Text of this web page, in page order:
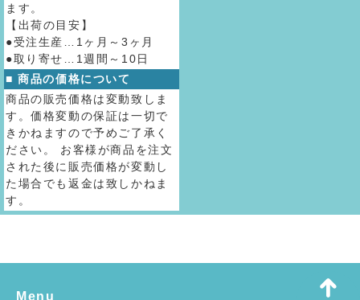
ます。
【出荷の目安】
●受注生産…1ヶ月～3ヶ月
●取り寄せ…1週間～10日
■ 商品の価格について
商品の販売価格は変動致しま
す。価格変動の保証は一切で
きかねますので予めご了承く
ださい。 お客様が商品を注文
された後に販売価格が変動し
た場合でも返金は致しかねま
す。
Menu